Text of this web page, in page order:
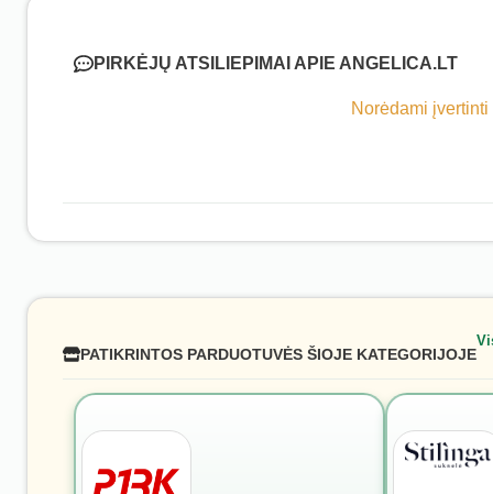
PIRKĖJŲ ATSILIEPIMAI APIE ANGELICA.LT
Norėdami
PATIKRINTOS PARDUOTUVĖS ŠIOJE KATEGORIJOJE